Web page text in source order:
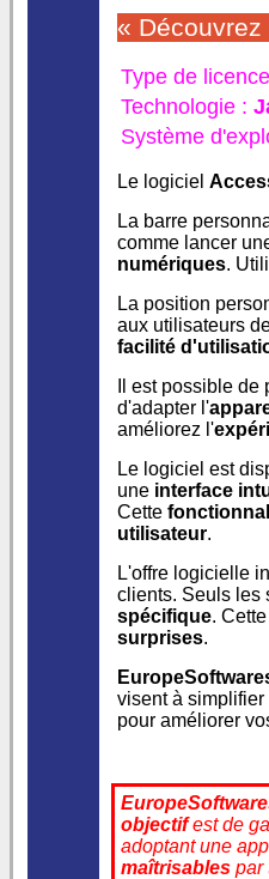
« Découvrez
Type de
Technologie :
Système
Le logiciel
La barre
comme lancer
numériques.
La position
aux utilisateurs
facilité
Il est possible
d'adapter l'
améliorez l'
Le logiciel est
une interface
Cette
utilisateur.
L'offre logicielle
clients. Seuls les
spécifique.
surprises.
visent à
pour améliorer
objectifest de
adoptant une
maîtrisables par